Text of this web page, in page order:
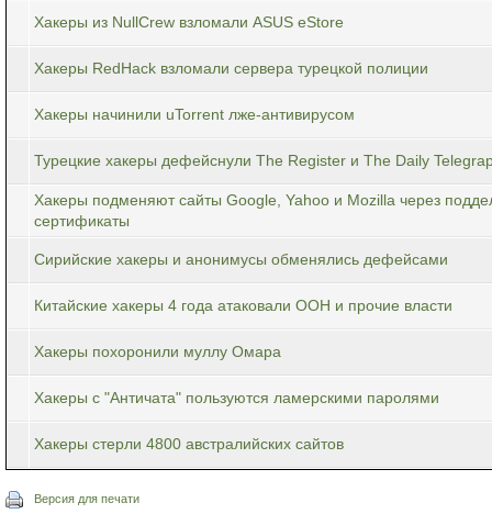
Хакеры из NullCrew взломали ASUS eStore
Хакеры RedHack взломали сервера турецкой полиции
Хакеры начинили uTorrent лже-антивирусом
Турецкие хакеры дефейснули The Register и The Daily
Хакеры подменяют сайты Google, Yahoo и Mozilla через
сертификаты
Сирийские хакеры и анонимусы обменялись дефейсами
Китайские хакеры 4 года атаковали ООН и прочие власти
Хакеры похоронили муллу Омара
Хакеры с "Античата" пользуются ламерскими паролями
Хакеры стерли 4800 австралийских сайтов
Версия для печати